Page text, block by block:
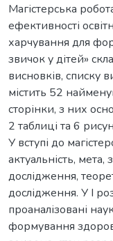
Магістерська
ефективності
харчування для
звичок у дітей»
висновків, списку
містить 52
сторінки, з них
2 таблиці та 6
У вступі до
актуальність,
дослідження,
дослідження. У І
проаналізовані
формування